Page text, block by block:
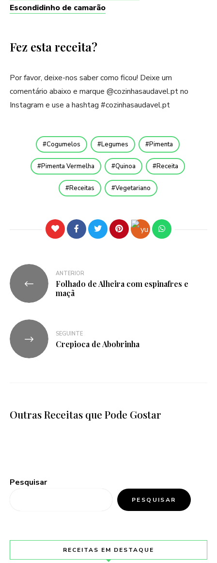
Escondidinho de camarão
Fez esta receita?
Por favor, deixe-nos saber como ficou! Deixe um
comentário abaixo e marque @cozinhasaudavel.pt no
Instagram e use a hashtag #cozinhasaudavel.pt
Cogumelos Legumes Pimenta
Pimenta Vermelha Quinoa Receita
Receitas Vegetariano
ANTERIOR
Folhado de Alheira com espinafres e
maçã
SEGUINTE
Crepioca de Abobrinha
Outras Receitas que Pode Gostar
Pesquisar
PESQUISAR
RECEITAS EM DESTAQUE